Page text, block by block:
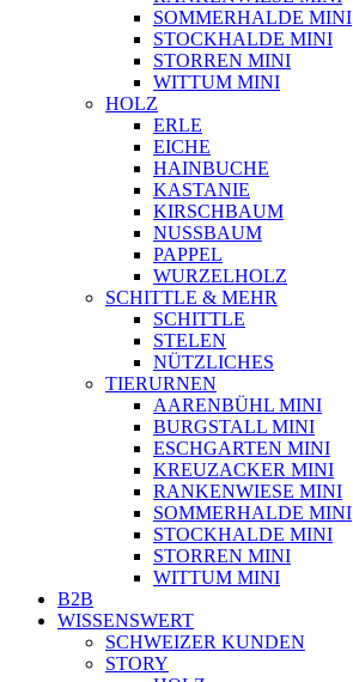
SOMMERHALDE MINI
STOCKHALDE MINI
STORREN MINI
WITTUM MINI
HOLZ
ERLE
EICHE
HAINBUCHE
KASTANIE
KIRSCHBAUM
NUSSBAUM
PAPPEL
WURZELHOLZ
SCHITTLE & MEHR
SCHITTLE
STELEN
NÜTZLICHES
TIERURNEN
AARENBÜHL MINI
BURGSTALL MINI
ESCHGARTEN MINI
KREUZACKER MINI
RANKENWIESE MINI
SOMMERHALDE MINI
STOCKHALDE MINI
STORREN MINI
WITTUM MINI
B2B
WISSENSWERT
SCHWEIZER KUNDEN
STORY